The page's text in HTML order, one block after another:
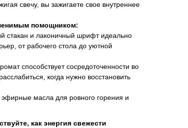
свечу, вы зажигаете свое внутреннее
помощником:
стакан и лаконичный шрифт идеально
от рабочего стола до уютной
способствует сосредоточенности во
когда нужно восстановить
масла для ровного горения и
как энергия свежести